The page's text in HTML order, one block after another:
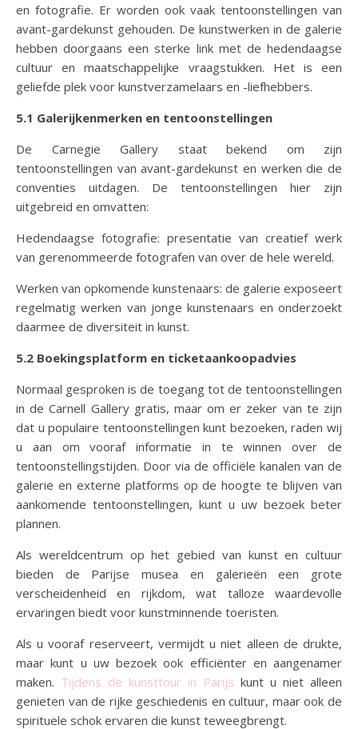
en fotografie. Er worden ook vaak tentoonstellingen van
avant-gardekunst gehouden. De kunstwerken in de galerie
hebben doorgaans een sterke link met de hedendaagse
cultuur en maatschappelijke vraagstukken. Het is een
geliefde plek voor kunstverzamelaars en -liefhebbers.
5.1 Galerijkenmerken en tentoonstellingen
De Carnegie Gallery staat bekend om zijn
tentoonstellingen van avant-gardekunst en werken die de
conventies uitdagen. De tentoonstellingen hier zijn
uitgebreid en omvatten:
Hedendaagse fotografie: presentatie van creatief werk
van gerenommeerde fotografen van over de hele wereld.
Werken van opkomende kunstenaars: de galerie exposeert
regelmatig werken van jonge kunstenaars en onderzoekt
daarmee de diversiteit in kunst.
5.2 Boekingsplatform en ticketaankoopadvies
Normaal gesproken is de toegang tot de tentoonstellingen
in de Carnell Gallery gratis, maar om er zeker van te zijn
dat u populaire tentoonstellingen kunt bezoeken, raden wij
u aan om vooraf informatie in te winnen over de
tentoonstellingstijden. Door via de officiële kanalen van de
galerie en externe platforms op de hoogte te blijven van
aankomende tentoonstellingen, kunt u uw bezoek beter
plannen.
Als wereldcentrum op het gebied van kunst en cultuur
bieden de Parijse musea en galerieën een grote
verscheidenheid en rijkdom, wat talloze waardevolle
ervaringen biedt voor kunstminnende toeristen.
Als u vooraf reserveert, vermijdt u niet alleen de drukte,
maar kunt u uw bezoek ook efficiënter en aangenamer
maken. Tijdens de kunsttour in Parijs kunt u niet alleen
genieten van de rijke geschiedenis en cultuur, maar ook de
spirituele schok ervaren die kunst teweegbrengt.